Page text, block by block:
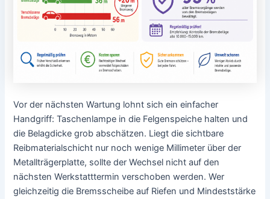
Vor der nächsten Wartung lohnt sich ein einfacher
Handgriff: Taschenlampe in die Felgenspeiche halten und
die Belagdicke grob abschätzen. Liegt die sichtbare
Reibmaterialschicht nur noch wenige Millimeter über der
Metallträgerplatte, sollte der Wechsel nicht auf den
nächsten Werkstatttermin verschoben werden. Wer
gleichzeitig die Bremsscheibe auf Riefen und Mindeststärke